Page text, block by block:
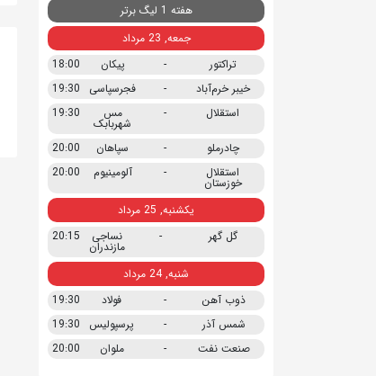
هفته 1 لیگ برتر
جمعه, 23 مرداد
تراکتور
- پیکان
18:00
خیبر خرم‌آباد
- فجرسپاسی
19:30
استقلال
- مس
شهربابک
19:30
چادرملو - سپاهان
20:00
استقلال
خوزستان
- آلومینیوم 20:00
یکشنبه, 25 مرداد
گل گهر
- نساجی
مازندران
20:15
شنبه, 24 مرداد
ذوب آهن
- فولاد
19:30
شمس آذر
- پرسپولیس
19:30
صنعت نفت
- ملوان 20:00